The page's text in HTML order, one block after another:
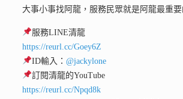
大事小事找阿龍，服務民眾就是阿龍最重要
服務LINE清龍
https://reurl.cc/Goey6Z
ID輸入：@jackylone
訂閱清龍的YouTube
https://reurl.cc/Npqd8k